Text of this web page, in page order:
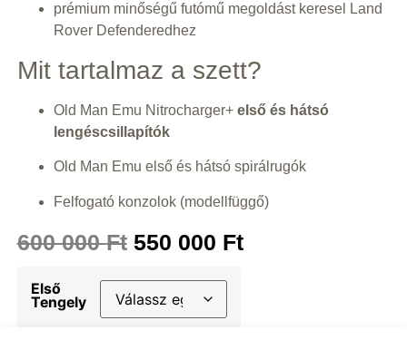
prémium minőségű futómű megoldást keresel Land
Rover Defenderedhez
Mit tartalmaz a szett?
Old Man Emu Nitrocharger+első és hátsó
lengéscsillapítók
Old Man Emu első és hátsó spirálrugók
Felfogató konzolok (modellfüggő)
600 000Ft 550 000 Ft
Első
Tengely